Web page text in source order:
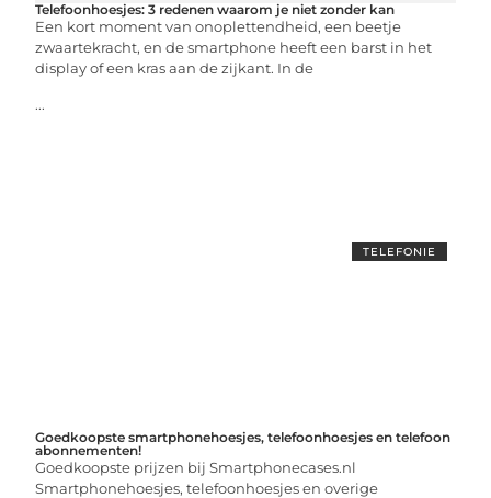
Telefoonhoesjes: 3 redenen waarom je niet zonder kan
Een kort moment van onoplettendheid, een beetje
zwaartekracht, en de smartphone heeft een barst in het
display of een kras aan de zijkant. In de
...
TELEFONIE
Goedkoopste smartphonehoesjes, telefoonhoesjes en telefoon
abonnementen!
Goedkoopste prijzen bij Smartphonecases.nl
Smartphonehoesjes, telefoonhoesjes en overige